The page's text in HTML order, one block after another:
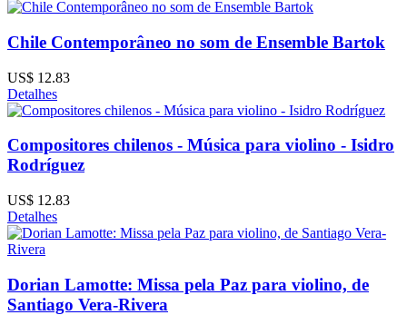
Chile Contemporâneo no som de Ensemble Bartok
US$ 12.83
Detalhes
Compositores chilenos - Música para violino - Isidro
Rodríguez
US$ 12.83
Detalhes
Dorian Lamotte: Missa pela Paz para violino, de
Santiago Vera-Rivera